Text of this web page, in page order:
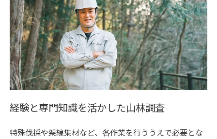
経験と専門知識を活かした山林調査
特殊伐採や架線集材など、各作業を行ううえで必要とな